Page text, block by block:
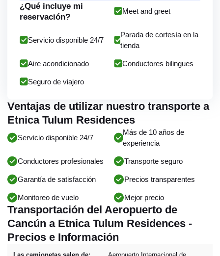
¿Qué incluye mi
reservación?
Meet and greet
Servicio disponible 24/7
Parada de cortesía en la
tienda
Aire acondicionado Conductores bilingues
Seguro de viajero
Ventajas de utilizar nuestro transporte a
Etnica Tulum Residences
Servicio disponible 24/7
Más de 10 años de
experiencia
Conductores profesionales Transporte seguro
Garantía de satisfacción Precios transparentes
Monitoreo de vuelo Mejor precio
Transportación del Aeropuerto de
Cancún a Etnica Tulum Residences -
Precios e Información
Las camionetas salen de:
Aeropuerto Internacional de